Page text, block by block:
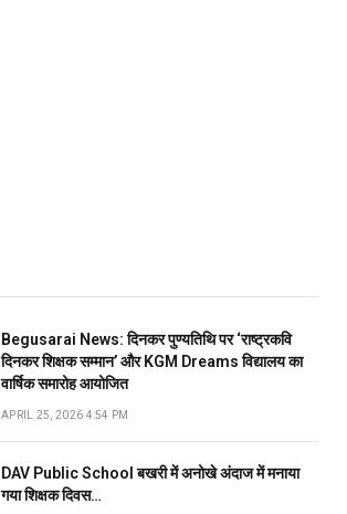
Begusarai News: दिनकर पुण्यतिथि पर ‘राष्ट्रकवि
दिनकर शिक्षक सम्मान’ और KGM Dreams विद्यालय का
वार्षिक समारोह आयोजित
APRIL 25, 2026 4:54 PM
DAV Public School बखरी में अनोखे अंदाज में मनाया
गया शिक्षक दिवस…